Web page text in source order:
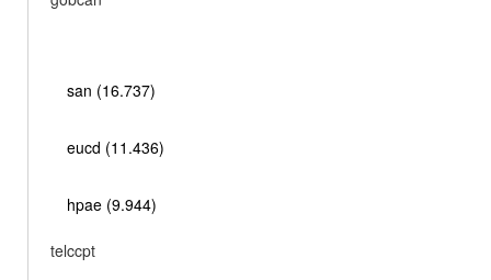
san (16.737)
eucd (11.436)
hpae (9.944)
telccpt